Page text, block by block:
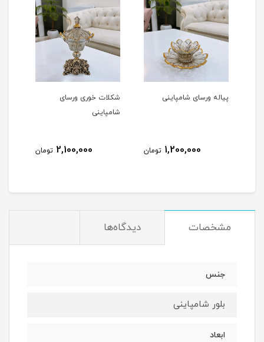
ورسای شامپاینی
تومان
شکلات خوری ورسای
تومان
مشخصات دیدگاه‌ها
جنس
بلور شامپاینی
ابعاد